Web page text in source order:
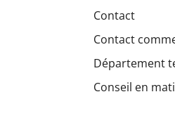
Contact
Contact
Département
Conseil en